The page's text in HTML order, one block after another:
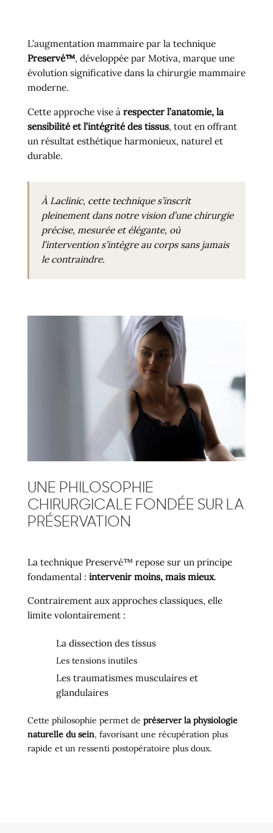
L’augmentation mammaire par la technique
Preservé™, développée par Motiva, marque une
évolution significative dans la chirurgie mammaire
moderne.
Cette approche vise à respecter l’anatomie, la
sensibilité et l’intégrité des tissus, tout en offrant
un résultat esthétique harmonieux, naturel et
durable.
À Laclinic, cette technique s’inscrit
pleinement dans notre vision d’une chirurgie
précise, mesurée et élégante, où
l’intervention s’intègre au corps sans jamais
le contraindre.
UNE PHILOSOPHIE
CHIRURGICALE FONDÉE SUR LA
PRÉSERVATION
La technique Preservé™ repose sur un principe
fondamental : intervenir moins, mais mieux.
Contrairement aux approches classiques, elle
limite volontairement :
La dissection des tissus
Les tensions inutiles
Les traumatismes musculaires et
glandulaires
Cette philosophie permet de préserver la physiologie
naturelle du sein, favorisant une récupération plus
rapide et un ressenti postopératoire plus doux.